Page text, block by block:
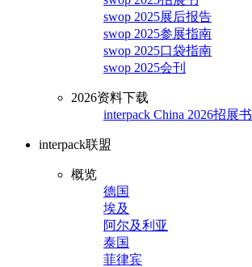
swop 2025展后报告
swop 2025参展指南
swop 2025口袋指南
swop 2025会刊
2026资料下载
interpack China 2026招展书
interpack联盟
概览
德国
埃及
阿尔及利亚
泰国
菲律宾